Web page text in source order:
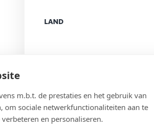
m.b.t. de prestaties en het gebruik van
om sociale netwerkfunctionaliteiten aan te
en personaliseren.
LAND
BERICHT